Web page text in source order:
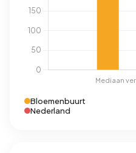
Bloemenbuurt
Nederland